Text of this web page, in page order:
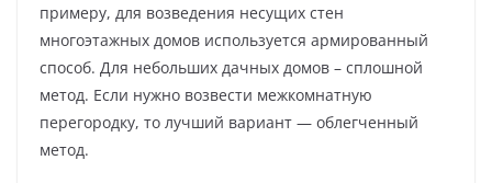
примеру, для возведения несущих стен
многоэтажных домов используется армированный
способ. Для небольших дачных домов – сплошной
метод. Если нужно возвести межкомнатную
перегородку, то лучший вариант — облегченный
метод.